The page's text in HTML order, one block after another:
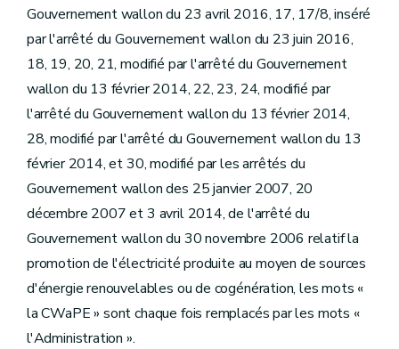
Gouvernement wallon du 23 avril 2016, 17, 17/8, inséré
par l'arrêté du Gouvernement wallon du 23 juin 2016,
18, 19, 20, 21, modifié par l'arrêté du Gouvernement
wallon du 13 février 2014, 22, 23, 24, modifié par
l'arrêté du Gouvernement wallon du 13 février 2014,
28, modifié par l'arrêté du Gouvernement wallon du 13
février 2014, et 30, modifié par les arrêtés du
Gouvernement wallon des 25 janvier 2007, 20
décembre 2007 et 3 avril 2014, de l'arrêté du
Gouvernement wallon du 30 novembre 2006 relatif la
promotion de l'électricité produite au moyen de sources
d'énergie renouvelables ou de cogénération, les mots «
la CWaPE » sont chaque fois remplacés par les mots «
l'Administration ».